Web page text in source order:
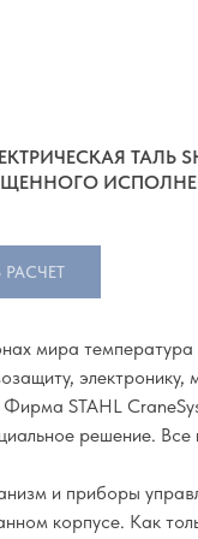
ТАЛЬ
мира
STAHL
решение.
и приборы
корпусе. Как